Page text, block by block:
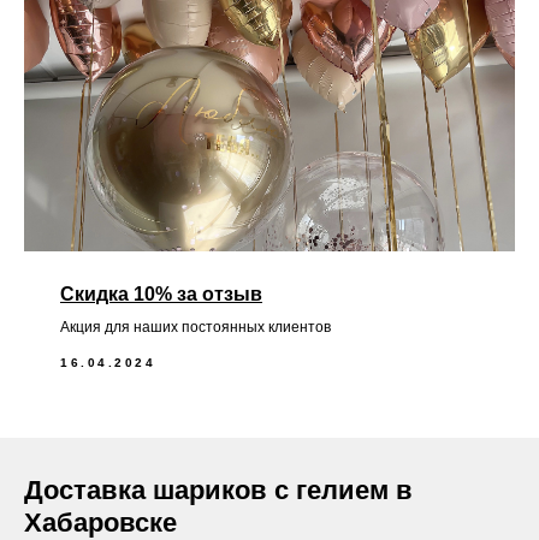
Скидка 10% за отзыв
Акция для наших постоянных клиентов
16.04.2024
Доставка шариков с гелием в
Хабаровске